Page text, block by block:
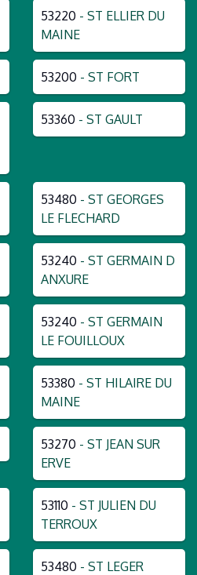
53220 - ST ELLIER DU
MAINE
53200 - ST FORT
53360 - ST GAULT
53480 - ST GEORGES
LE FLECHARD
53240 - ST GERMAIN D
ANXURE
53240 - ST GERMAIN
LE FOUILLOUX
53380 - ST HILAIRE DU
MAINE
53270 - ST JEAN SUR
ERVE
53110 - ST JULIEN DU
TERROUX
53480 - ST LEGER